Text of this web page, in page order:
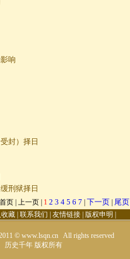
响
封）择日
刑狱择日
页 | 上一页 | 1 2 3 4 5 6 7 下一页 尾页
藏| 联系我们 友情链接| 版权申明
© www.lsqn.cn All rights reserved
历史千年 版权所有